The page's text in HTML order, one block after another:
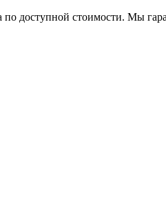
доступной стоимости. Мы